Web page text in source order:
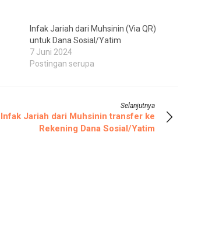
Infak Jariah dari Muhsinin (Via QR)
untuk Dana Sosial/Yatim
7 Juni 2024
Postingan serupa
Selanjutnya
Infak Jariah dari Muhsinin transfer ke
Rekening Dana Sosial/Yatim